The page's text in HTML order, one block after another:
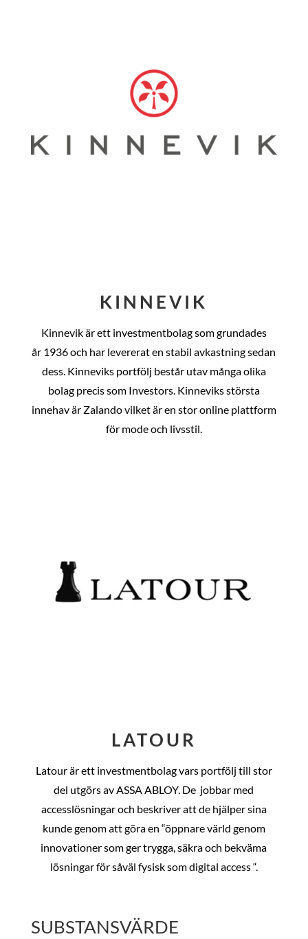
KINNEVIK
Kinnevik är ett investmentbolag som grundades
år 1936 och har levererat en stabil avkastning sedan
dess. Kinneviks portfölj består utav många olika
bolag precis som Investors. Kinneviks största
innehav är Zalando vilket är en stor online plattform
för mode och livsstil.
LATOUR
Latour är ett investmentbolag vars portfölj till stor
del utgörs av ASSA ABLOY. De jobbar med
accesslösningar och beskriver att de hjälper sina
kunde genom att göra en “öppnare värld genom
innovationer som ger trygga, säkra och bekväma
lösningar för såväl fysisk som digital access “.
SUBSTANSVÄRDE